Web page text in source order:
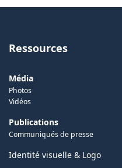
Ressources
Média
Photos
Vidéos
Publications
Communiqués de presse
Identité visuelle & Logo